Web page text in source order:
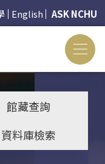
English ASK NCHU
館藏查詢
資料庫檢索